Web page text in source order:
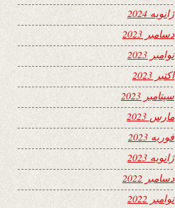
ژانویه 2024
دسامبر 2023
نوامبر 2023
اکتبر 2023
سپتامبر 2023
مارس 2023
فوریه 2023
ژانویه 2023
دسامبر 2022
نوامبر 2022